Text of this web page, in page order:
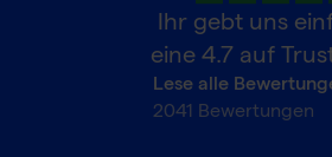
Ihr gebt uns
eine 4.7 auf
Lese alle
2041 Bewertungen